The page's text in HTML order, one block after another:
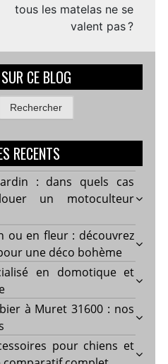
tous les matelas ne se
valent pas ?
CE BLOG
RECENTS
: dans quels cas
un motoculteur
ou en fleur : découvrez
une déco bohème
en domotique et
à Muret 31600 : nos
pour chiens et